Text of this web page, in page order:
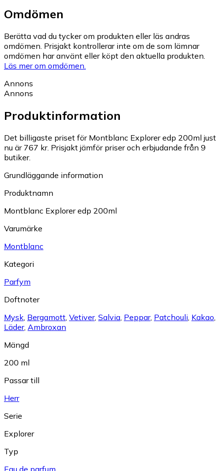
Omdömen
Berätta vad du tycker om produkten eller läs andras
omdömen. Prisjakt kontrollerar inte om de som lämnar
omdömen har använt eller köpt den aktuella produkten.
Läs mer om omdömen.
Annons
Annons
Produktinformation
Det billigaste priset för Montblanc Explorer edp 200ml just
nu är 767 kr. Prisjakt jämför priser och erbjudande från 9
butiker.
Grundläggande information
Produktnamn
Montblanc Explorer edp 200ml
Varumärke
Montblanc
Kategori
Parfym
Doftnoter
Mysk, Bergamott, Vetiver, Salvia, Peppar, Patchouli, Kakao,
Läder, Ambroxan
Mängd
200 ml
Passar till
Herr
Serie
Explorer
Typ